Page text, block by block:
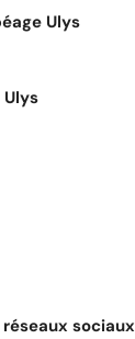
Ulys
sociaux